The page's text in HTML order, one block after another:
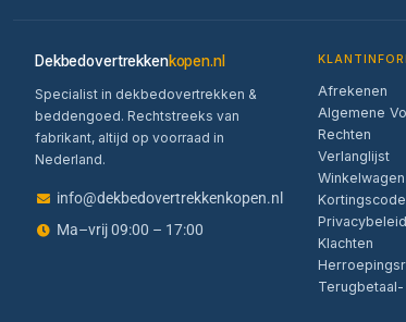
Dekbedovertrekkenkopen.nl
Specialist in dekbedovertrekken &
beddengoed. Rechtstreeks van
fabrikant, altijd op voorraad in
Nederland.
info@dekbedovertrekkenkopen.nl
Ma–vrij 09:00 – 17:00
Afrekenen
Algemene
Rechten
Verlanglijst
Winkelwagen
Privacybeleid
Klachten